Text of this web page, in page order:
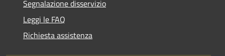
Segnalazione disservizio
Leggi le FAQ
Richiesta assistenza